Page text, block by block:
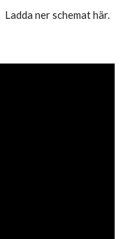
Ladda ner schemat här.